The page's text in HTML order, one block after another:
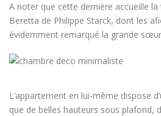
A noter que cette dernière accueille
Beretta de Philippe Starck, dont les
évidemment remarqué la grande
L’appartement en lui-même dispose
que de belles hauteurs sous plafond,